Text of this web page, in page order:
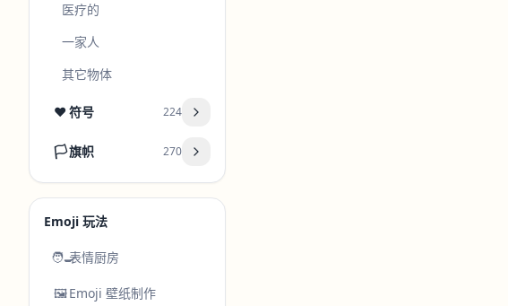
医疗的
一家人
其它物体
❤️符号 224
🏳️旗帜 270
Emoji 玩法
🧑‍🍳表情厨房
🖼️Emoji 壁纸制作